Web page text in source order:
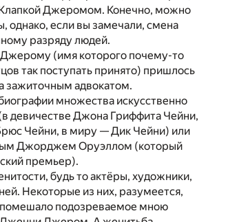
Клапкой Джеромом. Конечно, можно
однако, если вы замечали, смена
разряду людей.
Джерому (имя которого почему-то
так поступать принято) пришлось
зажиточным адвокатом.
множества искусственно
девичестве Джона Гриффита Чейни,
Чейни, в миру — Дик Чейни) или
Джорджем Оруэллом (который
премьер).
будь то актёры, художники,
Некоторые из них, разумеется,
помешало подозреваемое мною